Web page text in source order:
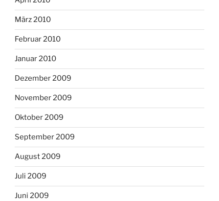
März 2010
Februar 2010
Januar 2010
Dezember 2009
November 2009
Oktober 2009
September 2009
August 2009
Juli 2009
Juni 2009